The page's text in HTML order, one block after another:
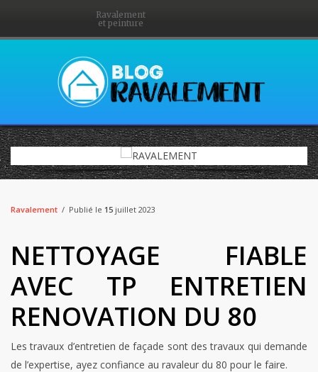
Ravalement
et peinture
Ravalement Publié le 15 juillet 2023
NETTOYAGE FIABLE
AVEC TP ENTRETIEN
RENOVATION DU 80
Les travaux d’entretien de façade sont des travaux qui demande
de l’expertise, ayez confiance au ravaleur du 80 pour le faire.